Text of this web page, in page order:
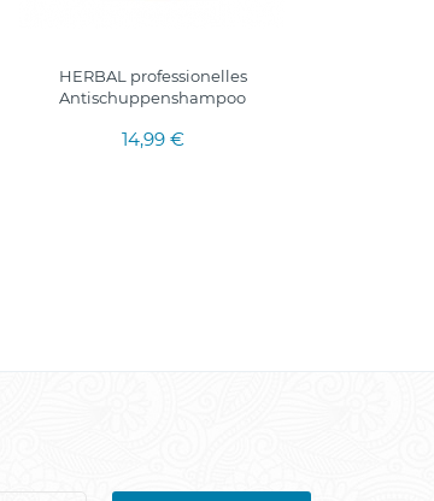
HERBAL professionelles
Antischuppenshampoo
14,99 €